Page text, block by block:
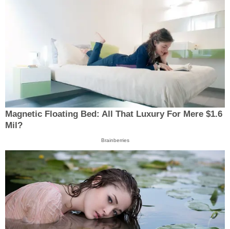
Magnetic Floating Bed: All That Luxury For Mere $1.6
Mil?
Brainberries